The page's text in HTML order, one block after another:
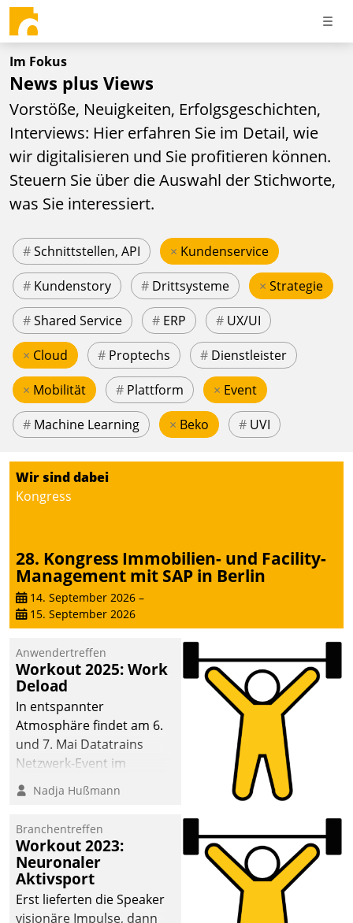
Im Fokus
News plus Views
Vorstöße, Neuigkeiten, Erfolgsgeschichten,
Interviews: Hier erfahren Sie im Detail, wie
wir digitalisieren und Sie profitieren können.
Steuern Sie über die Auswahl der Stichworte,
was Sie interessiert.
#Schnittstellen, API × Kundenservice
# Kundenstory # Drittsysteme × Strategie
#Shared Service # ERP # UX/UI
× Cloud # Proptechs # Dienstleister
× Mobilität # Plattform × Event
# Machine Learning × Beko # UVI
Wir sind dabei
Kongress
28. Kongress Immobilien- und Facility-
Management mit SAP in Berlin
14. September 2026 –
15. September 2026
Anwendertreffen
Workout 2025: Work
Deload
In entspannter
Atmosphäre findet am 6.
und 7. Mai Datatrains
Netzwerk-Event im
Kunden- und Partnerkreis
statt. Zentrale Frage: Wie
Mammutprojekte
meistern und Workloads
wuppen – bei zunehmend
anspruchsvollen
Aufgaben und
Nadja Hußmann
Branchentreffen
Workout 2023:
Neuronaler
Aktivsport
Erst lieferten die Speaker
visionäre Impulse, dann